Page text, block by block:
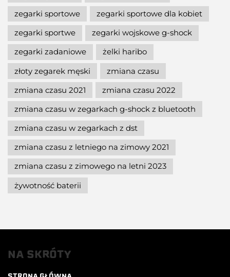
zegarki sportowe
zegarki sportowe dla kobiet
zegarki sportwe
zegarki wojskowe g-shock
zegarki zadaniowe
żelki haribo
złoty zegarek męski
zmiana czasu
zmiana czasu 2021
zmiana czasu 2022
zmiana czasu w zegarkach g-shock z bluetooth
zmiana czasu w zegarkach z dst
zmiana czasu z letniego na zimowy 2021
zmiana czasu z zimowego na letni 2023
żywotność baterii
NA SKRÓTY